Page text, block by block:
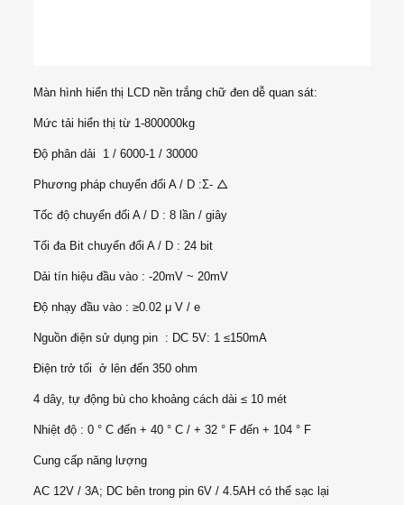
Màn hình hiển thị LCD nền trắng chữ đen dễ quan sát:
Mức tải hiển thị từ 1-800000kg
Độ phân dải 1 / 6000-1 / 30000
Phương pháp chuyển đổi A / D :Σ- △
Tốc độ chuyển đổi A / D : 8 lần / giây
Tối đa Bit chuyển đổi A / D : 24 bit
Dải tín hiệu đầu vào : -20mV ~ 20mV
Độ nhạy đầu vào : ≥0.02 μ V / e
Nguồn điện sử dụng pin : DC 5V: 1 ≤150mA
Điện trở tối ở lên đến 350 ohm
4 dây, tự động bù cho khoảng cách dài ≤ 10 mét
Nhiệt độ : 0 ° C đến + 40 ° C / + 32 ° F đến + 104 ° F
Cung cấp năng lượng
AC 12V / 3A; DC bên trong pin 6V / 4.5AH có thể sạc lại